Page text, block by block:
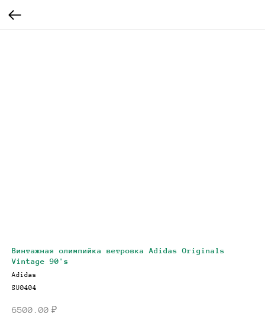
Винтажная олимпийка ветровка Adidas Originals
Vintage 90's
Adidas
SU0404
6500.00 ₽